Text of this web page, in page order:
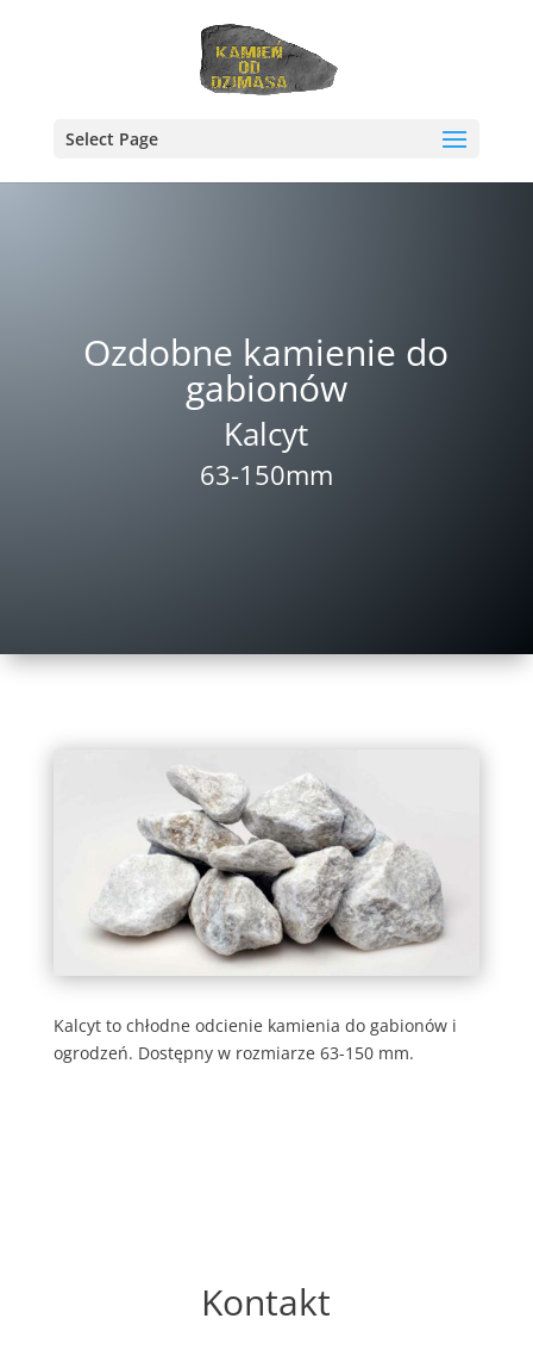
Select Page
Ozdobne kamienie do
gabionów
Kalcyt
63-150mm
Kalcyt to chłodne odcienie kamienia do gabionów i
ogrodzeń. Dostępny w rozmiarze 63-150 mm.
Kontakt